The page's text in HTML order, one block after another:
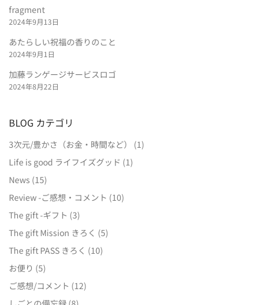
fragment
2024年9月13日
あたらしい祝福の香りのこと
2024年9月1日
加藤ランゲージサービスロゴ
2024年8月22日
BLOG カテゴリ
3次元/豊かさ（お金・時間など）
(1)
Life is good ライフイズグッド (1)
News (15)
Review -ご感想・コメント (10)
The gift -ギフト (3)
The gift Mission きろく (5)
The gift PASS きろく (10)
お便り (5)
ご感想/コメント (12)